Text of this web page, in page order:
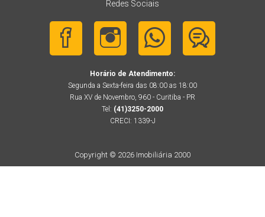
Redes Sociais
Horário de Atendimento:
Segunda a Sexta-feira das 08:00 as 18:00
Rua XV de Novembro, 960 - Curitiba - PR
Tel: (41)3250-2000
CRECI: 1339-J
Copyright © 2026 Imobiliária 2000